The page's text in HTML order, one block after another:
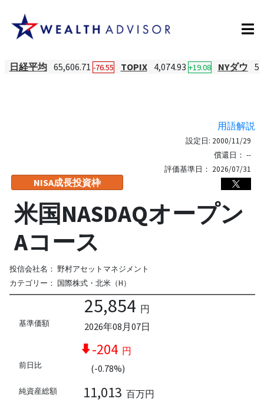
日経平均 65,606.71 -76.55 TOPIX 4,074.93 +19.08 NYダウ
用語解説
NISA成長投資枠
設定日: 2000/11/29
償還日： --
評価基準日： 2026/07/31
米国NASDAQオープン
Aコース
投信会社名： 野村アセットマネジメント
カテゴリー： 国際株式・北米（H）
基準価額
25,854 円
2026年08月07日
前日比
-204 円
(-0.78%)
純資産総額 11,013 百万円